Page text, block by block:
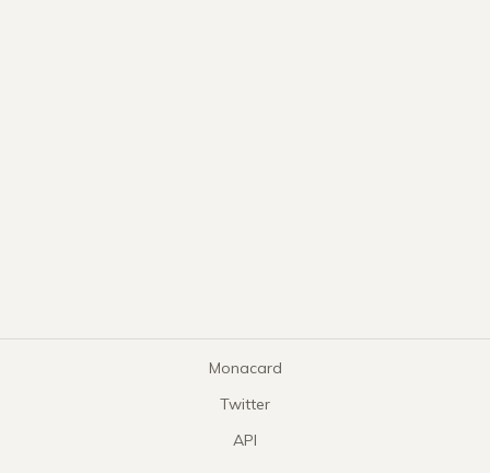
Monacard
Twitter
API